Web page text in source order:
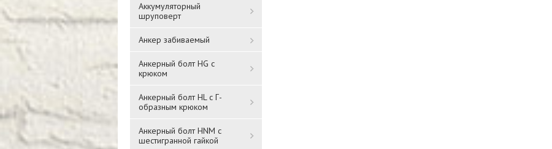
Аккумуляторный
шруповерт
Анкер забиваемый
Анкерный болт HG с
крюком
Анкерный болт HL с Г-
образным крюком
Анкерный болт HNM с
шестигранной гайкой